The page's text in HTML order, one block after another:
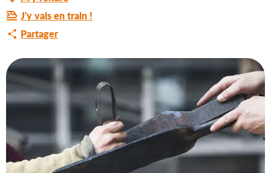
J'y vais en train !
Partager